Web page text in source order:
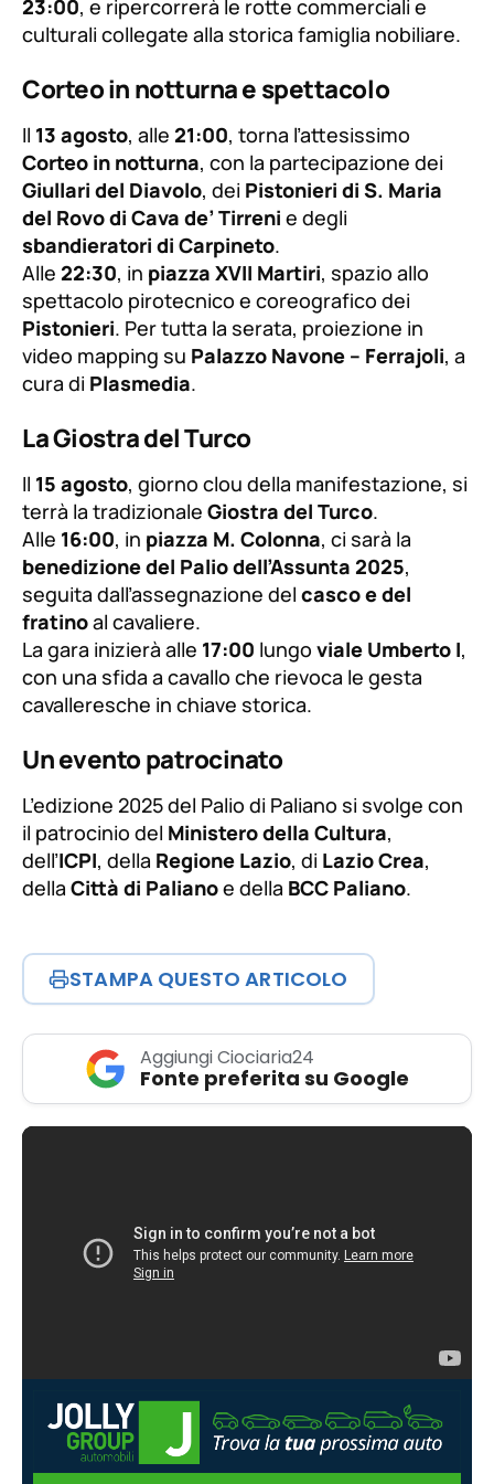
23:00, e ripercorrerà le rotte commerciali e
culturali collegate alla storica famiglia nobiliare.
Corteo in notturna e spettacolo
Il 13 agosto, alle 21:00, torna l’attesissimo
Corteo in notturna, con la partecipazione dei
Giullari del Diavolo, dei Pistonieri di S. Maria
del Rovo di Cava de’ Tirreni e degli
sbandieratori di Carpineto.
Alle 22:30, in piazza XVII Martiri, spazio allo
spettacolo pirotecnico e coreografico dei
Pistonieri. Per tutta la serata, proiezione in
video mapping su Palazzo Navone – Ferrajoli, a
cura di Plasmedia.
La Giostra del Turco
Il 15 agosto, giorno clou della manifestazione, si
terrà la tradizionale Giostra del Turco.
Alle 16:00, in piazza M. Colonna, ci sarà la
benedizione del Palio dell’Assunta 2025,
seguita dall’assegnazione del casco e del
fratinoal cavaliere.
La gara inizierà alle 17:00 lungo viale Umberto I,
con una sfida a cavallo che rievoca le gesta
cavalleresche in chiave storica.
Un evento patrocinato
L’edizione 2025 del Palio di Paliano si svolge con
il patrocinio del Ministero della Cultura,
dell’ICPI, della Regione Lazio, di Lazio Crea,
della Città di Palianoe della BCC Paliano.
STAMPA QUESTO ARTICOLO
Aggiungi Ciociaria24
Fonte preferita su Google